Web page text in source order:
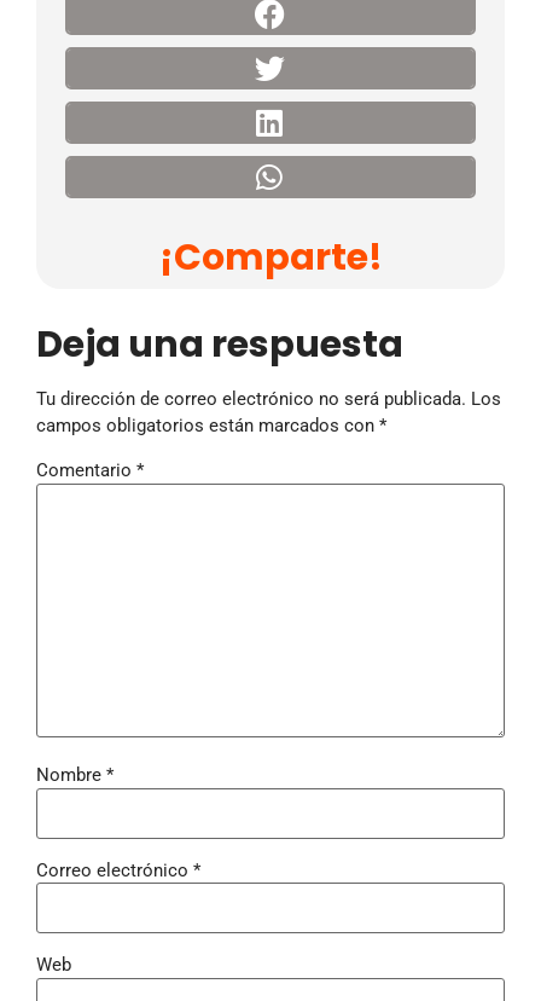
¡Comparte!
Deja una respuesta
Tu dirección de correo electrónico no será publicada. Los
campos obligatorios están marcados con *
Comentario *
Nombre *
Correo electrónico *
Web